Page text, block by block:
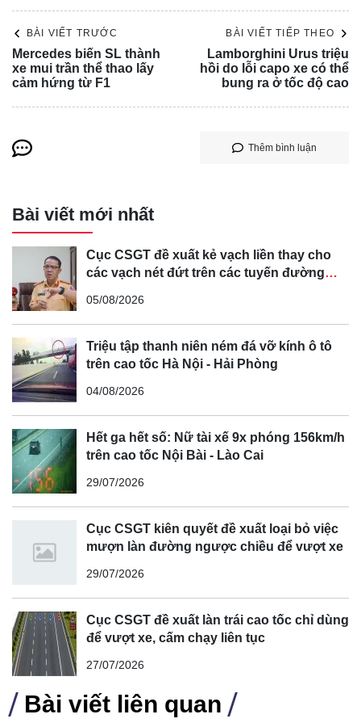
mới gọi là Nền tảng số hóa nâng cao, cho phép giảm hơn
Theo tuyên bố trước đó, bước đầu tiên trong kế hoạch của
Audi là thâm nhập vào các phân khúc mới tại Trung Quốc
bằng cách tung ra các mẫu xe điện mới.
tảng mới, với mẫu đầu tiên dự kiến sẽ được trình làng vào
năm 2025.
Hiện tại, Audi đang sử dụng nền tảng xe điện MEB của
Volkswagen cho hai mẫu xe điện tại Trung Quốc là Q4 e-
tron và Q5 e-tron.
Thông qua hai liên doanh với SAIC và FAW, hãng xe Đức
BÀI VIẾT TRƯỚC
Mercedes biến SL thành
xe mui trần thể thao lấy
cảm hứng từ F1
BÀI VIẾT TIẾP THEO
Lamborghini Urus triệu
hồi do lỗi capo xe có thể
bung ra ở tốc độ cao
Thêm bình luận
Bài viết mới nhất
Cục CSGT đề xuất kẻ vạch liền thay cho
các vạch nét đứt trên các tuyến đường
05/08/2026
Triệu tập thanh niên ném đá vỡ kính ô tô
trên cao tốc Hà Nội - Hải Phòng
04/08/2026
Hết ga hết số: Nữ tài xế 9x phóng 156km/h
trên cao tốc Nội Bài - Lào Cai
29/07/2026
Cục CSGT kiên quyết đề xuất loại bỏ việc
mượn làn đường ngược chiều để vượt xe
29/07/2026
Cục CSGT đề xuất làn trái cao tốc chỉ dùng
để vượt xe, cấm chạy liên tục
27/07/2026
Bài viết liên quan